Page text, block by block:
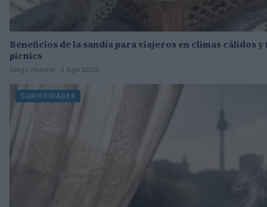
Beneficios de la sandía para viajeros en climas cálidos
picnics
Diego Herrera · 2 Ago 2026
CURIOSIDADES